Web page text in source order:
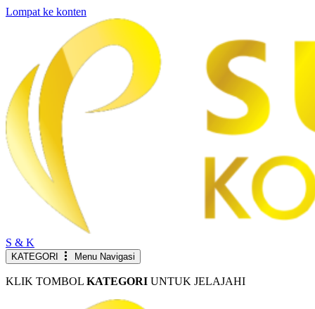
Lompat ke konten
S & K
KATEGORI Menu Navigasi
KLIK TOMBOL KATEGORI UNTUK JELAJAHI